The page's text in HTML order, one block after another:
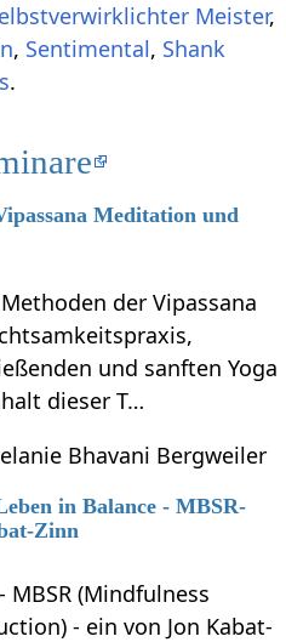
Meister,
, Sentimental, Shank
.
Meditation und
der Vipassana
und sanften Yoga
dieser T…
Bhavani Bergweiler
in Balance - MBSR-
Zinn
MBSR (Mindfulness
- ein von Jon Kabat-